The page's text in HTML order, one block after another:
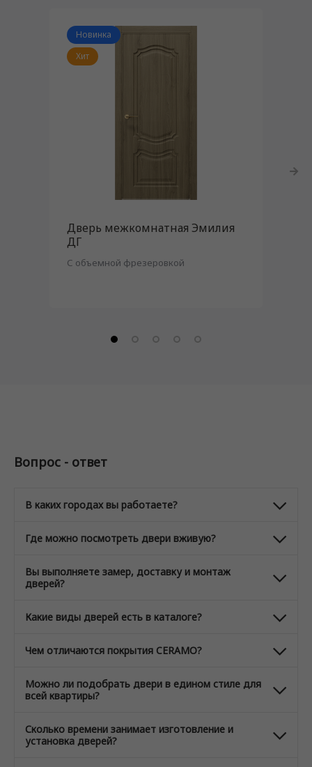
Новинка
Хит
Дверь межкомнатная Эмилия
ДГ
С объемной фрезеровкой
Вопрос - ответ
В каких городах вы работаете?
Где можно посмотреть двери вживую?
Вы выполняете замер, доставку и монтаж
дверей?
Какие виды дверей есть в каталоге?
Чем отличаются покрытия CERAMO?
Можно ли подобрать двери в едином стиле для
всей квартиры?
Сколько времени занимает изготовление и
установка дверей?